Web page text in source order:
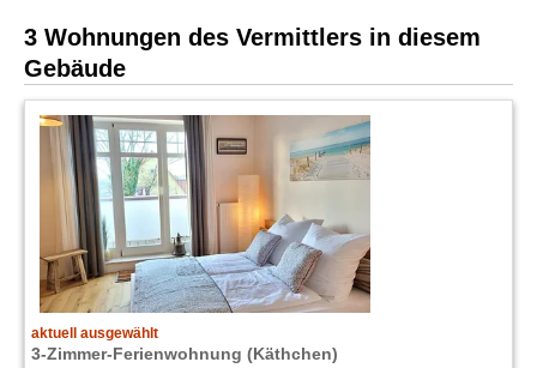
3 Wohnungen des Vermittlers in diesem
Gebäude
aktuell ausgewählt
3-Zimmer-Ferienwohnung (Käthchen)